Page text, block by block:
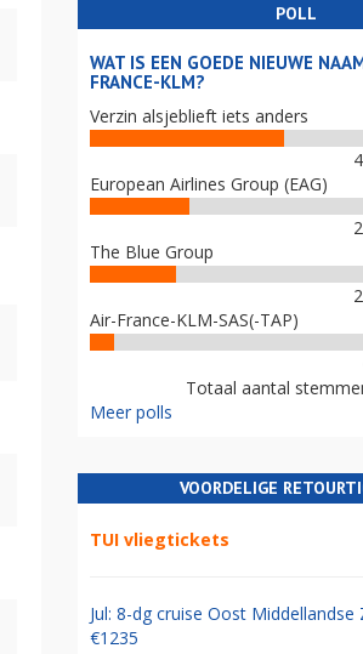
POLL
WAT IS EEN GOEDE NIEUWE
FRANCE-KLM?
Verzin alsjeblieft iets anders
European Airlines Group (EAG)
The Blue Group
Air-France-KLM-SAS(-TAP)
Totaal aantal
Meer polls
VOORDELIGE
TUI vliegtickets
Jul: 8-dg cruise Oost Middellandse
€1235